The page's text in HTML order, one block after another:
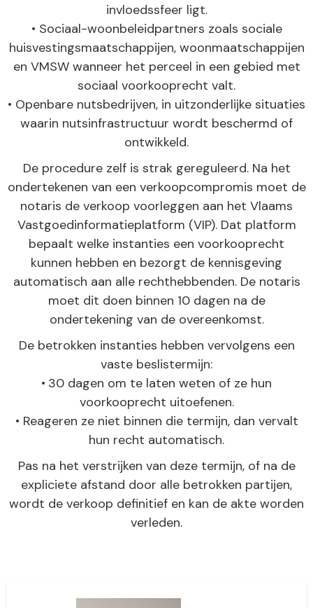
invloedssfeer ligt.
• Sociaal-woonbeleidpartners zoals sociale
huisvestingsmaatschappijen, woonmaatschappijen
en VMSW wanneer het perceel in een gebied met
sociaal voorkooprecht valt.
• Openbare nutsbedrijven, in uitzonderlijke situaties
waarin nutsinfrastructuur wordt beschermd of
ontwikkeld.
De procedure zelf is strak gereguleerd. Na het
ondertekenen van een verkoopcompromis moet de
notaris de verkoop voorleggen aan het Vlaams
Vastgoedinformatieplatform (VIP). Dat platform
bepaalt welke instanties een voorkooprecht
kunnen hebben en bezorgt de kennisgeving
automatisch aan alle rechthebbenden. De notaris
moet dit doen binnen 10 dagen na de
ondertekening van de overeenkomst.
De betrokken instanties hebben vervolgens een
vaste beslistermijn:
• 30 dagen om te laten weten of ze hun
voorkooprecht uitoefenen.
• Reageren ze niet binnen die termijn, dan vervalt
hun recht automatisch.
Pas na het verstrijken van deze termijn, of na de
expliciete afstand door alle betrokken partijen,
wordt de verkoop definitief en kan de akte worden
verleden.